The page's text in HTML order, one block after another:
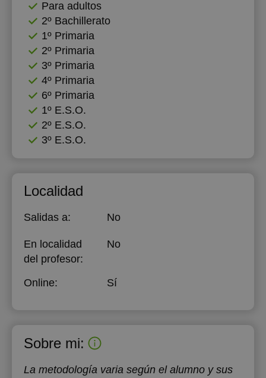
Para adultos
2º Bachillerato
1º Primaria
2º Primaria
3º Primaria
4º Primaria
6º Primaria
1º E.S.O.
2º E.S.O.
3º E.S.O.
Localidad
Salidas a: No
En localidad
del profesor:
No
Online: Sí
Sobre mi:
La metodología varia según el alumno y sus